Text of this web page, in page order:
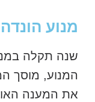
מנוע
שנה תקלה
המנוע, מוסך
את המענה